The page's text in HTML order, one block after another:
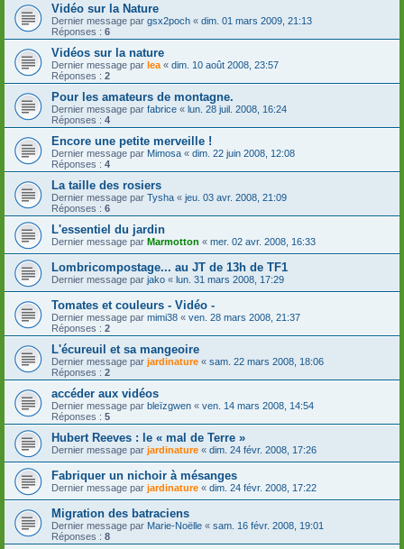
Vidéo sur la Nature
Dernier message par gsx2poch « dim. 01 mars 2009, 21:13
Réponses : 6
Vidéos sur la nature
Dernier message par lea « dim. 10 août 2008, 23:57
Réponses : 2
Pour les amateurs de montagne.
Dernier message par fabrice « lun. 28 juil. 2008, 16:24
Réponses : 4
Encore une petite merveille !
Dernier message par Mimosa « dim. 22 juin 2008, 12:08
Réponses : 4
La taille des rosiers
Dernier message par Tysha « jeu. 03 avr. 2008, 21:09
Réponses : 6
L'essentiel du jardin
Dernier message par Marmotton « mer. 02 avr. 2008, 16:33
Lombricompostage... au JT de 13h de TF1
Dernier message par jako « lun. 31 mars 2008, 17:29
Tomates et couleurs - Vidéo -
Dernier message par mimi38 « ven. 28 mars 2008, 21:37
Réponses : 2
L'écureuil et sa mangeoire
Dernier message par jardinature « sam. 22 mars 2008, 18:06
Réponses : 2
accéder aux vidéos
Dernier message par bleïzgwen « ven. 14 mars 2008, 14:54
Réponses : 5
Hubert Reeves : le « mal de Terre »
Dernier message par jardinature « dim. 24 févr. 2008, 17:26
Fabriquer un nichoir à mésanges
Dernier message par jardinature « dim. 24 févr. 2008, 17:22
Migration des batraciens
Dernier message par Marie-Noëlle « sam. 16 févr. 2008, 19:01
Réponses : 8